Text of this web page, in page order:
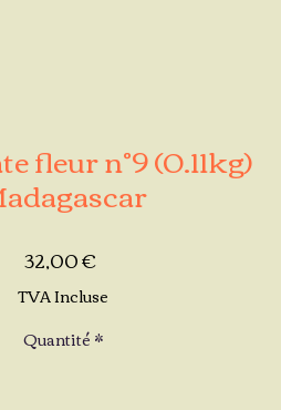
fleur n°9 (0.11kg)
32,00 €Prix
TVA Incluse
Quantité*